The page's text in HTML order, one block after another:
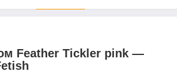
Feather Tickler pink —